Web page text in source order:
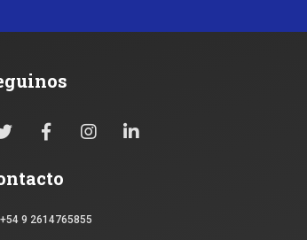
9 2614765855